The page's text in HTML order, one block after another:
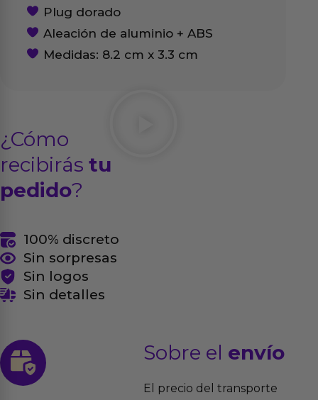
Plug dorado
Aleación de aluminio + ABS
Medidas: 8.2 cm x 3.3 cm
¿Cómo
recibirás tu
pedido?
100% discreto
Sin sorpresas
Sin logos
Sin detalles
Sobre el envío
El precio del transporte